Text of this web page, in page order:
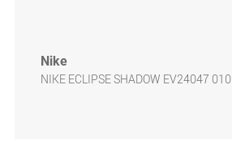
Nike
NIKE ECLIPSE SHADOW EV24047 010